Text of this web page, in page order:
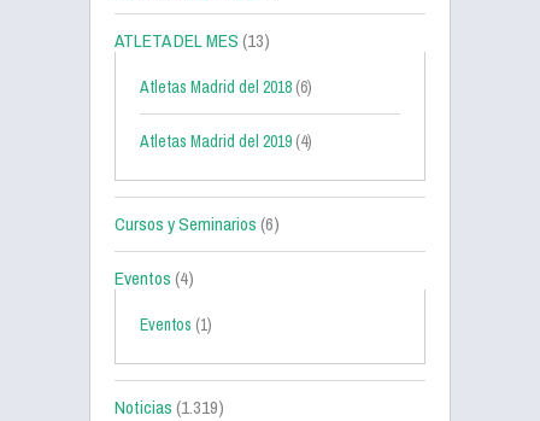
ATLETA DEL MES(13)
Atletas Madrid del 2018 (6)
Atletas Madrid del 2019 (4)
Cursos y Seminarios(6)
Eventos(4)
Eventos (1)
Noticias(1.319)